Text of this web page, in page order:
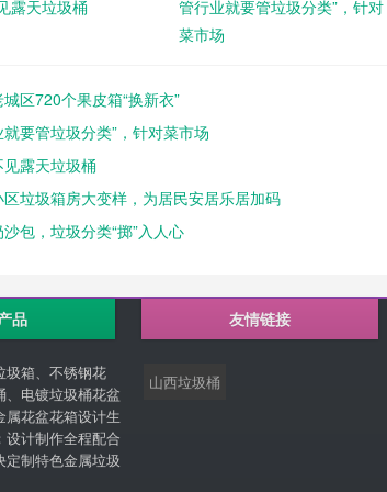
露天垃圾桶
管行业就要管垃圾分类”，针对
菜市场
区720个果皮箱“换新衣”
要管垃圾分类”，针对菜市场
露天垃圾桶
垃圾箱房大变样，为居民安居乐居加码
包，垃圾分类“掷”入人心
品
圾箱、不锈钢花
、电镀垃圾桶花盆
属花盆花箱设计生
设计制作全程配合
定制特色金属垃圾
友情链接
山西垃圾桶